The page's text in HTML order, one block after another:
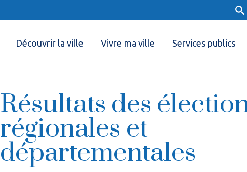
Découvrir la ville Vivre ma ville Services publics
Résultats des
régionales et
départementales